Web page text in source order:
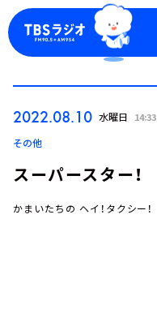
2022.08.10 水曜日 14:33
その他
スーパースター！
かまいたちの ヘイ！タクシー！